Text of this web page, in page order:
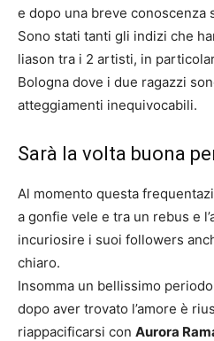
e dopo una breve conoscenza
Sono stati tanti gli indizi che
liason tra i 2 artisti, in
Bologna dove i due ragazzi
atteggiamenti inequivocabili.
Sarà la volta buona
Al momento questa
a gonfie vele e tra un rebus e
incuriosire i suoi followers
chiaro.
Insomma un bellissimo
dopo aver trovato l’amore è
riappacificarsi con Aurora